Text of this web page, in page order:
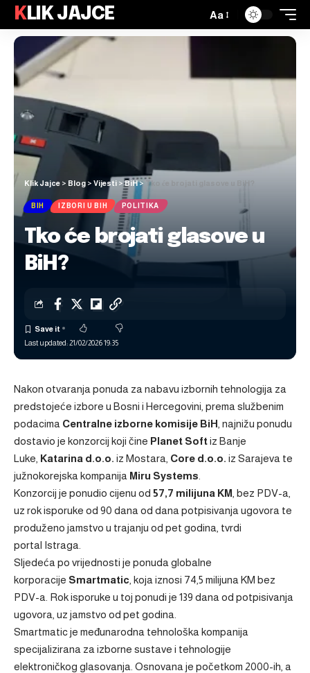
KLIK JAJCE Aa
Klik Jajce > Blog > Vijesti >BiH> Tko će brojati glasove u BiH?
BIH IZBORI U BIH POLITIKA
Tko će brojati glasove u
BiH?
Last updated: 21/02/2026 19:35
Nakon otvaranja ponuda za nabavu izbornih tehnologija za
predstojeće izbore u Bosni i Hercegovini, prema službenim
podacima Centralne izborne komisije BiH , najnižu ponudu
dostavio je konzorcij koji čine Planet Softiz Banje
Luke, Katarina d.o.o. iz Mostara, Core d.o.o. iz Sarajeva te
južnokorejska kompanija Miru Systems
Konzorcij je ponudio cijenu od 57,7 milijuna KM , bez PDV-a,
uz rok isporuke od 90 dana od dana potpisivanja ugovora te
produženo jamstvo u trajanju od pet godina, tvrdi
portal Istraga.
Sljedeća po vrijednosti je ponuda globalne
korporacije Smartmatic , koja iznosi 74,5 milijuna KM bez
PDV-a. Rok isporuke u toj ponudi je 139 dana od potpisivanja
ugovora, uz jamstvo od pet godina.
Smartmatic je međunarodna tehnološka kompanija
specijalizirana za izborne sustave i tehnologije
elektroničkog glasovanja. Osnovana je početkom 2000-ih, a